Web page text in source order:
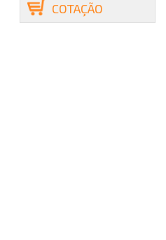
COTAÇÃO